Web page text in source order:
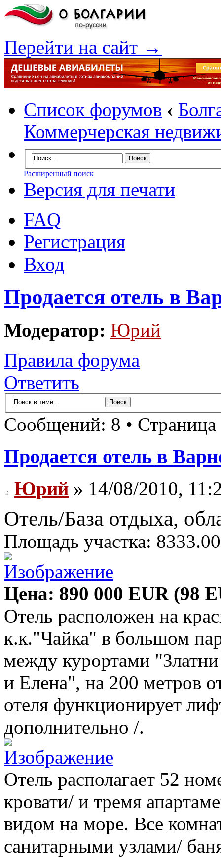
Перейти на сайт →
Список форумов ‹
Коммерчерская
Расширенный поиск
Версия для печати
FAQ
Регистрация
Вход
Продается отель в
Модератор: Юрий
Правила форума
Ответить
Сообщений: 8 • Страница
Продается отель в
Юрий » 14/08/2010,
Отель/База отдыха,
Площадь участка:
Цена: 890 000 EUR (98
Отель расположен на
к.к."Чайка" в большом
между курортами
и Елена", на 200 метров
отеля функционирует
дополнительно /.
Отель располагает 52
кровати/ и тремя
видом на море. Все
санитарными узлами/